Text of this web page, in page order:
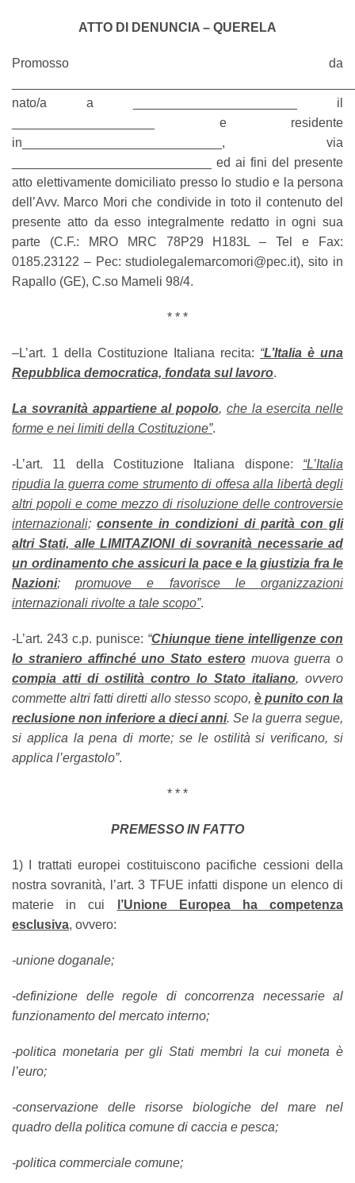
ATTO DI DENUNCIA – QUERELA
Promosso da
nato/a a _______________________ il
____________________ e residente
in____________________________, via
____________________________ ed ai fini del presente
atto elettivamente domiciliato presso lo studio e la persona
dell’Avv. Marco Mori che condivide in toto il contenuto del
presente atto da esso integralmente redatto in ogni sua
parte (C.F.: MRO MRC 78P29 H183L – Tel e Fax:
0185.23122 – Pec: studiolegalemarcomori@pec.it), sito in
Rapallo (GE), C.so Mameli 98/4.
* * *
–L’art. 1 della Costituzione Italiana recita: “L’Italia è una
Repubblica democratica, fondata sul lavoro.
La sovranità appartiene al popolo, che la esercita nelle
forme e nei limiti della Costituzione”.
-L’art. 11 della Costituzione Italiana dispone: “L’Italia
ripudia la guerra come strumento di offesa alla libertà degli
altri popoli e come mezzo di risoluzione delle controversie
internazionali; consente in condizioni di parità con gli
altri Stati, alle LIMITAZIONI di sovranità necessarie ad
un ordinamento che assicuri la pace e la giustizia fra le
Nazioni;
promuove e favorisce le organizzazioni
internazionali rivolte a tale scopo”.
-L’art. 243 c.p. punisce: “Chiunque tiene intelligenze con
lo straniero affinché uno Stato esteromuova guerra o
compia atti di ostilità contro lo Stato italiano, ovvero
commette altri fatti diretti allo stesso scopo, è punito con la
reclusione non inferiore a dieci anni. Se la guerra segue,
si applica la pena di morte; se le ostilità si verificano, si
applica l’ergastolo”.
* * *
PREMESSO IN FATTO
1) I trattati europei costituiscono pacifiche cessioni della
nostra sovranità, l’art. 3 TFUE infatti dispone un elenco di
materie in cui
l’Unione Europea
ha competenza
esclusiva, ovvero:
-unione doganale;
-definizione delle regole di concorrenza necessarie al
funzionamento del mercato interno;
-politica monetaria per gli Stati membri la cui moneta è
l’euro;
-conservazione delle risorse biologiche del mare nel
quadro della politica comune di caccia e pesca;
-politica commerciale comune;